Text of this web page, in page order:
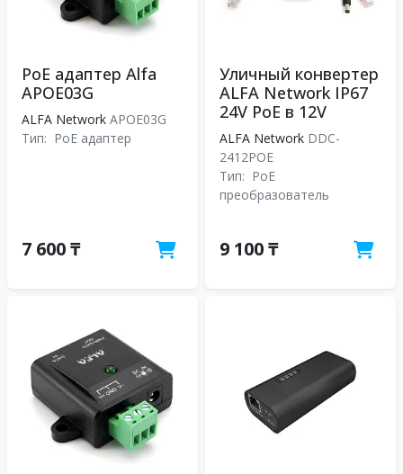
PoE адаптер Alfa
APOE03G
ALFA Network APOE03G
Тип: PoE адаптер
7 600 ₸
Уличный конвертер
ALFA Network IP67
24V PoE в 12V
ALFA Network DDC-
2412POE
Тип: PoE
преобразователь
9 100 ₸